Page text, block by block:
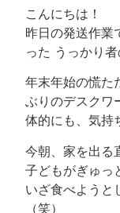
こんにちは！
昨日の発送作業
った うっかり
年末年始の慌た
ぶりのデスクワ
体的にも、気持
今朝、家を出る
子どもがぎゅっ
いざ食べようと
（笑）